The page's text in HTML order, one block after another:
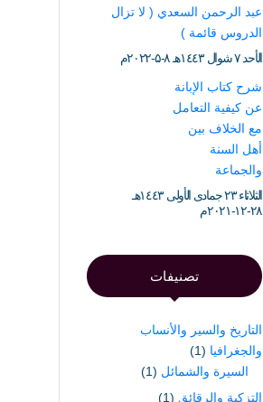
عبد الرحمن السعدي ( لا تزال
الدروس قائمة )
الأحد ۷ شوال ۱٤٤۳هـ ۸-۵-۲۰۲۲م
شرح كتاب الإبانة
عن كيفية التعامل
مع الخلاف بين
أهل السنة
والجماعة
الثلاثاء ۲۳ جمادى الأولى ۱٤٤۳هـ
۲۸-۱۲-۲۰۲۱م
تصنيفات
التاريخ والسير والأنساب
والجغرافيا (1)
السيرة والشمائل (1)
التزكية والرقائق (1)